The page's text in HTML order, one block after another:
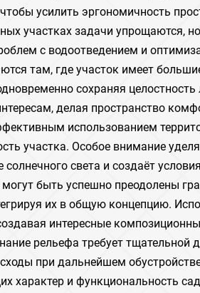
усилить эргономичность
участках задачи упрощаются,
с водоотведением и
там, где участок имеет
сохраняя
делая пространство
использованием
участка. Особое внимание
солнечного света и создаёт
быть успешно преодолены
их в общую концепцию.
интересные
рельефа требует
при дальнейшем
характер и функциональность